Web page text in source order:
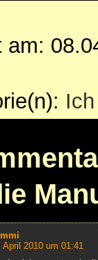
am:
April 2010 um 01:41